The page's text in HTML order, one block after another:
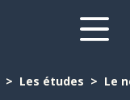
Les études Le